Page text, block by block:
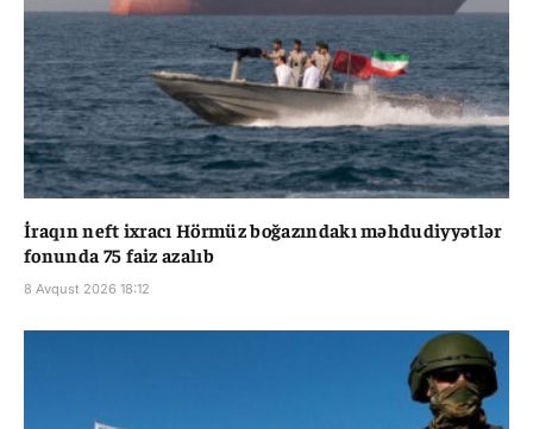
İraqın neft ixracı Hörmüz boğazındakı məhdudiyyətlər
fonunda 75 faiz azalıb
8 Avqust 2026 18:12